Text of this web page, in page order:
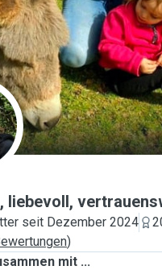
liebevoll,
seit Dezember 2024
)
mit ...